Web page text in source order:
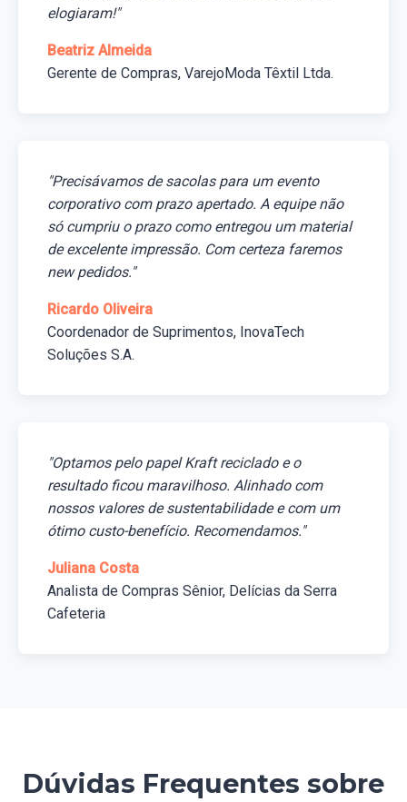
elogiaram!"
Beatriz Almeida
Gerente de Compras, VarejoModa Têxtil Ltda.
"Precisávamos de sacolas para um evento
corporativo com prazo apertado. A equipe não
só cumpriu o prazo como entregou um material
de excelente impressão. Com certeza faremos
new pedidos."
Ricardo Oliveira
Coordenador de Suprimentos, InovaTech
Soluções S.A.
"Optamos pelo papel Kraft reciclado e o
resultado ficou maravilhoso. Alinhado com
nossos valores de sustentabilidade e com um
ótimo custo-benefício. Recomendamos."
Juliana Costa
Analista de Compras Sênior, Delícias da Serra
Cafeteria
Dúvidas Frequentes sobre